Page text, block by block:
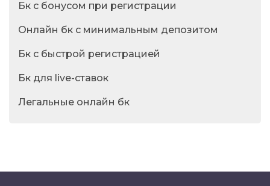
Бк с бонусом при регистрации
Онлайн бк с минимальным депозитом
Бк с быстрой регистрацией
Бк для live-ставок
Легальные онлайн бк